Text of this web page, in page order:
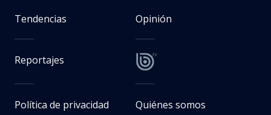
Tendencias Opinión
Reportajes
Política de privacidad Quiénes somos